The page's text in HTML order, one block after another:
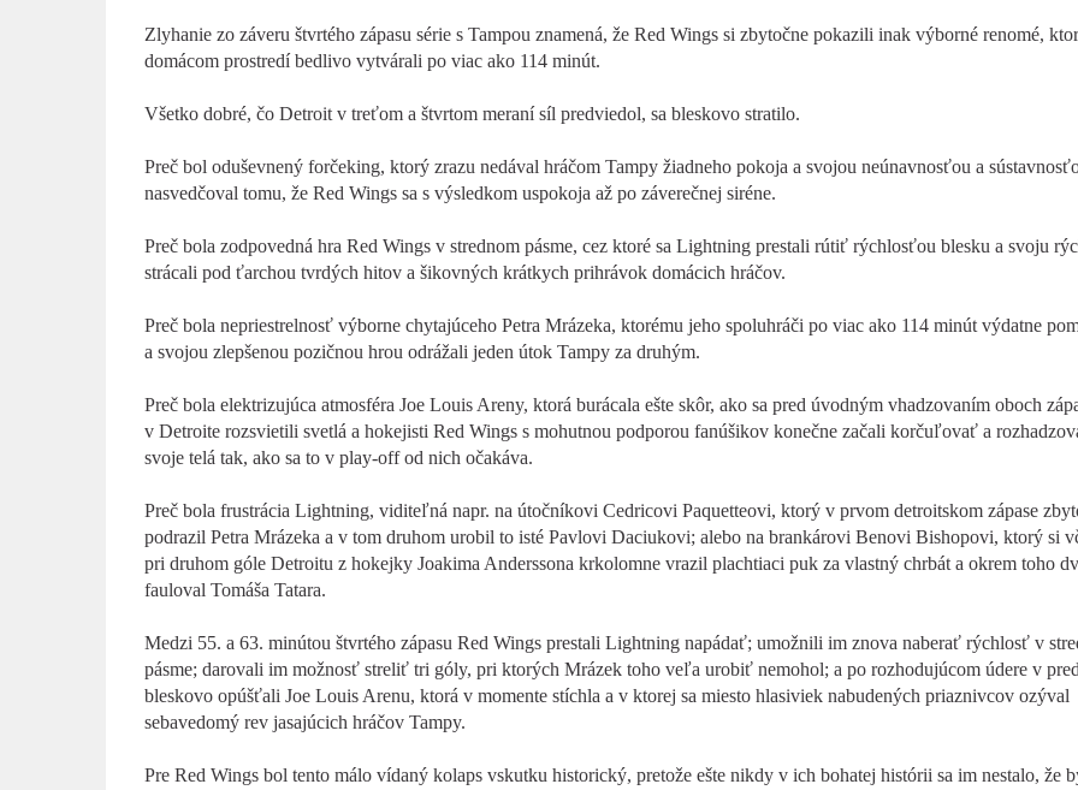
Zlyhanie zo záveru štvrtého zápasu série s Tampou znamená, že Red Wings si zbytočne pokazili inak výborné renomé,
domácom prostredí bedlivo vytvárali po viac ako 114 minút.
Všetko dobré, čo Detroit v treťom a štvrtom meraní síl predviedol, sa bleskovo stratilo.
Preč bol oduševnený forčeking, ktorý zrazu nedával hráčom Tampy žiadneho pokoja a svojou neúnavnosťou a
nasvedčoval tomu, že Red Wings sa s výsledkom uspokoja až po záverečnej siréne.
Preč bola zodpovedná hra Red Wings v strednom pásme, cez ktoré sa Lightning prestali rútiť rýchlosťou blesku a svoju
strácali pod ťarchou tvrdých hitov a šikovných krátkych prihrávok domácich hráčov.
Preč bola nepriestrelnosť výborne chytajúceho Petra Mrázeka, ktorému jeho spoluhráči po viac ako 114 minút výdatne
a svojou zlepšenou pozičnou hrou odrážali jeden útok Tampy za druhým.
Preč bola elektrizujúca atmosféra Joe Louis Areny, ktorá burácala ešte skôr, ako sa pred úvodným vhadzovaním oboch
v Detroite rozsvietili svetlá a hokejisti Red Wings s mohutnou podporou fanúšikov konečne začali korčuľovať a
svoje telá tak, ako sa to v play-off od nich očakáva.
Preč bola frustrácia Lightning, viditeľná napr. na útočníkovi Cedricovi Paquetteovi, ktorý v prvom detroitskom zápase
podrazil Petra Mrázeka a v tom druhom urobil to isté Pavlovi Daciukovi; alebo na brankárovi Benovi Bishopovi, ktorý si
pri druhom góle Detroitu z hokejky Joakima Anderssona krkolomne vrazil plachtiaci puk za vlastný chrbát a okrem toho
fauloval Tomáša Tatara.
Medzi 55. a 63. minútou štvrtého zápasu Red Wings prestali Lightning napádať; umožnili im znova naberať rýchlosť v
pásme; darovali im možnosť streliť tri góly, pri ktorých Mrázek toho veľa urobiť nemohol; a po rozhodujúcom údere v
bleskovo opúšťali Joe Louis Arenu, ktorá v momente stíchla a v ktorej sa miesto hlasiviek nabudených priaznivcov ozýval
sebavedomý rev jasajúcich hráčov Tampy.
Pre Red Wings bol tento málo vídaný kolaps vskutku historický, pretože ešte nikdy v ich bohatej histórii sa im nestalo, že